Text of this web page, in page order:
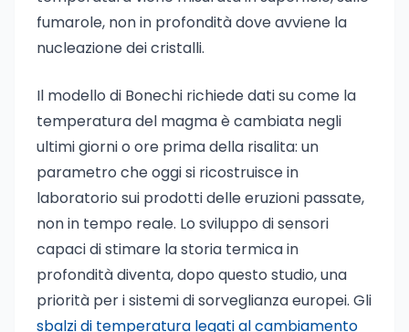
fumarole, non in profondità dove avviene la
nucleazione dei cristalli.
Il modello di Bonechi richiede dati su come la
temperatura del magma è cambiata negli
ultimi giorni o ore prima della risalita: un
parametro che oggi si ricostruisce in
laboratorio sui prodotti delle eruzioni passate,
non in tempo reale. Lo sviluppo di sensori
capaci di stimare la storia termica in
profondità diventa, dopo questo studio, una
priorità per i sistemi di sorveglianza europei. Gli
sbalzi di temperatura legati al cambiamento